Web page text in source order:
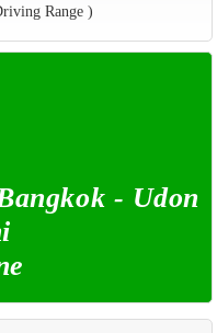
Range )
- Udon